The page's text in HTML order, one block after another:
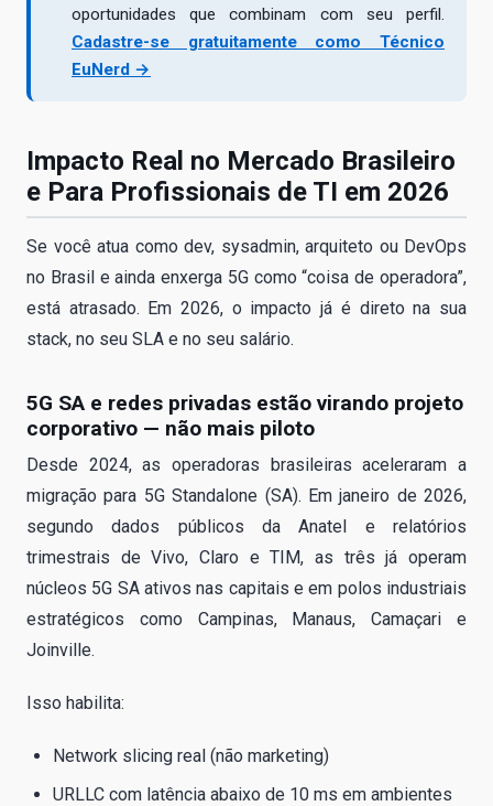
oportunidades que combinam com seu perfil.
Cadastre-se gratuitamente como Técnico
EuNerd →
Impacto Real no Mercado Brasileiro
e Para Profissionais de TI em 2026
Se você atua como dev, sysadmin, arquiteto ou DevOps
no Brasil e ainda enxerga 5G como “coisa de operadora”,
está atrasado. Em 2026, o impacto já é direto na sua
stack, no seu SLA e no seu salário.
5G SA e redes privadas estão virando projeto
corporativo — não mais piloto
Desde 2024, as operadoras brasileiras aceleraram a
migração para 5G Standalone (SA). Em janeiro de 2026,
segundo dados públicos da Anatel e relatórios
trimestrais de Vivo, Claro e TIM, as três já operam
núcleos 5G SA ativos nas capitais e em polos industriais
estratégicos como Campinas, Manaus, Camaçari e
Joinville.
Isso habilita:
Network slicing real (não marketing)
URLLC com latência abaixo de 10 ms em ambientes